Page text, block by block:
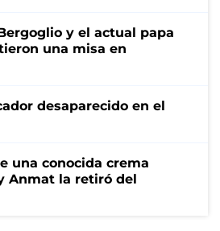
y el actual papa
una misa en
desaparecido en el
una conocida crema
Anmat la retiró del